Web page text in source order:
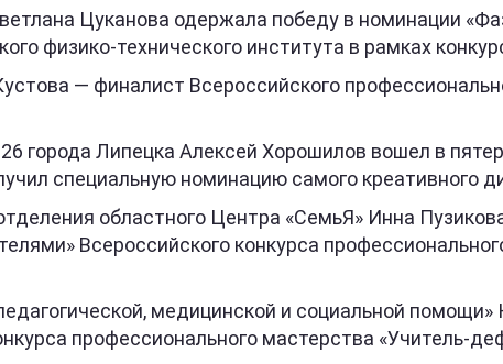
Цуканова одержала победу в номинации
физико-технического института в рамках
— финалист Всероссийского
Липецка Алексей Хорошилов вошел в
специальную номинацию самого креативного
областного Центра «СемьЯ» Инна
Всероссийского конкурса
медицинской и социальной
профессионального мастерства «Учитель-